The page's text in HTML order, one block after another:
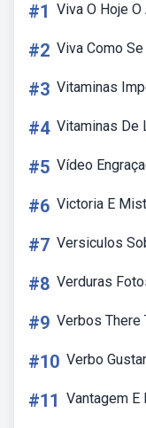
#1 Viva O Hoje
#2 Viva Como
#3 Vitaminas
#4 Vitaminas De
#5 Vídeo
#6 Victoria E
#7 Versiculos
#8 Verduras
#9 Verbos There
#10 Verbo
#11 Vantagem